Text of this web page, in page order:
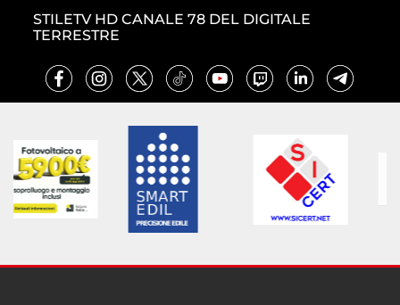
STILETV HD CANALE 78 DEL DIGITALE
TERRESTRE